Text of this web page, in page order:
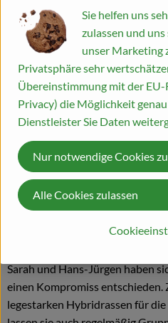
Der gleiche Idealismus findet
Hühnerwirtschaft wieder. Sarah
dagegen entschieden, den
lohnenswerteste Eierproduktion
normalerweise lediglich die
männlichen Küken jedoch in den
finden die Bindbeutels völlig
verbreitete Handhabe liegt darin
Rassen darauf ausgelegt sind,
Masse ansetzen. Eine andere
Brathähnchenproduktion
Masse zu, die weiblichen
Sarah und Hans-Jürgen haben
einen Kompromiss
legestarken Hybridrassen für
Sie helfen uns
zulassen und
unser Marketing
Privatsphäre sehr
Übereinstimmung mit der
Privacy) die Möglichkeit
Dienstleister Sie Daten
Nur notwendige Cookies
Alle Cookies zulassen